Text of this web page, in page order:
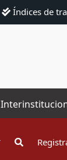
Índices de